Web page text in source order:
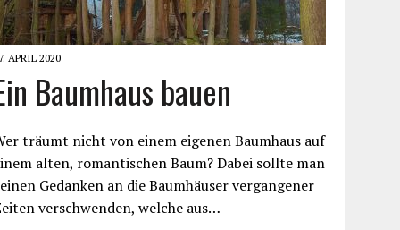
APRIL 2020
Baumhaus bauen
träumt nicht von einem eigenen Baumhaus auf
alten, romantischen Baum? Dabei sollte man
Gedanken an die Baumhäuser vergangener
verschwenden, welche aus…